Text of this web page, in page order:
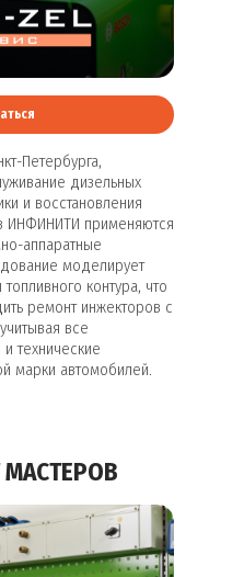
Петербурга,
дизельных
и восстановления
ИНФИНИТИ применяются
аппаратные
моделирует
контура, что
ремонт инжекторов с
все
технические
марки автомобилей.
МАСТЕРОВ